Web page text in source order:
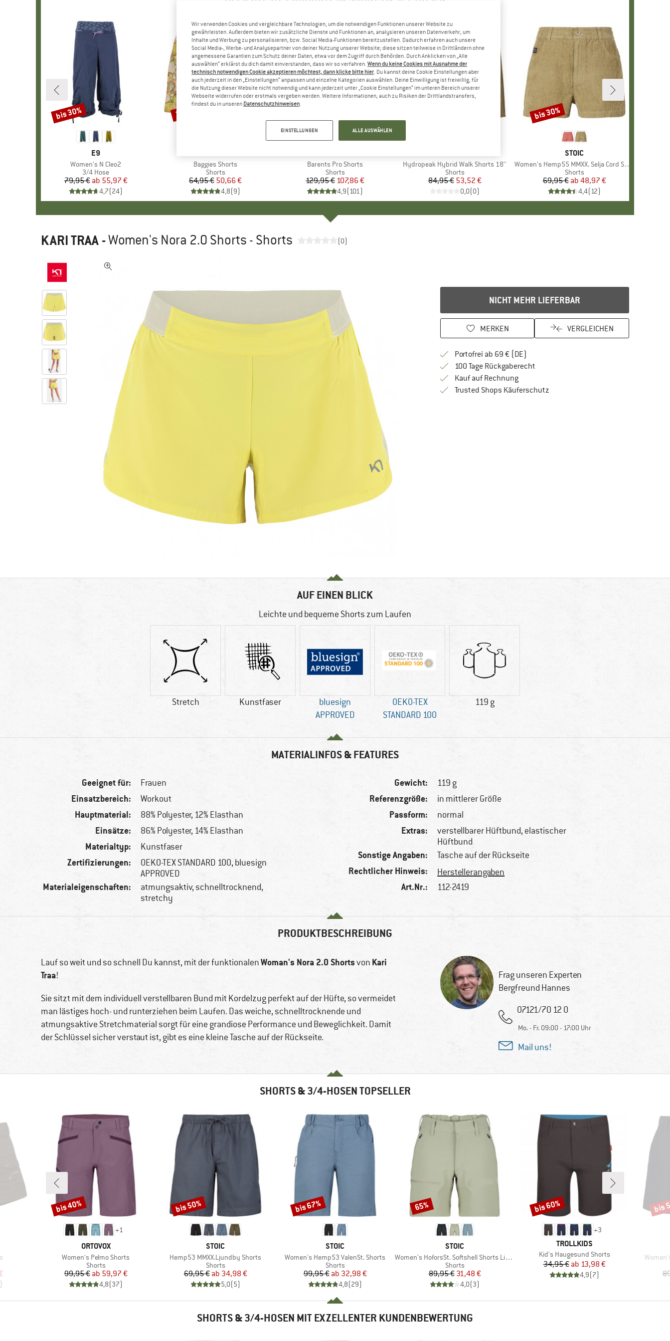
MARKE
E9
Artikel
Women's N Cleo2
Produktgruppe
3/4 Hose
Preis
79,95 € reduzierter Preis
ab 55,97 €
4,7(24)
Rabatt
bis 30%
Artikel
Baggies Shorts
Produktgruppe
Shorts
Preis
64,95 € reduzierter Preis
50,66 €
4,8(9)
Rabatt
22%
Artikel
Barents Pro Shorts
Produktgruppe
Shorts
Preis
129,95 €reduzierter Preis
107,86 €
4,9(101)
Artikel
Hydropeak Hybrid Walk Shorts 18''
Produktgruppe
Shorts
Preis
84,95 € reduzierter Preis
53,52 €
0,0(0)
MARKE
STOIC
Artikel
Women's Hemp55 MMXX. Selja Cord Shorts
Produktgruppe
Shorts
Preis
69,95 € reduzierter Preis
ab 48,97 €
4,4(12)
Rabatt
bis 30%
KARI TRAA -Women's Nora 2.0 Shorts - Shorts (0)
NICHT MEHR LIEFERBAR
MERKEN VERGLEICHEN
Portofrei ab 69 € (DE)
100 Tage RückgaberechtGehe hier zu den Rückgabe-Richtlinien
Kauf auf RechnungFinde die Zahlungs-Infos hier! Öffnet sich in
Trusted Shops KäuferschutzFinde alle Infos hier!
AUF EINEN BLICK
Leichte und bequeme Shorts zum Laufen
Stretch Kunstfaser
bluesign
APPROVED
OEKO-TEX
STANDARD 100
119 g
MATERIALINFOS & FEATURES
Geeignet für: Frauen
Einsatzbereich: Workout
Hauptmaterial: 88% Polyester, 12% Elasthan
Einsätze: 86% Polyester, 14% Elasthan
Materialtyp: Kunstfaser
Zertifizierungen:
OEKO-TEX STANDARD 100, bluesign
APPROVED
Materialeigenschaften:
atmungsaktiv, schnelltrocknend,
stretchy
Gewicht: 119 g
Referenzgröße: in mittlerer Größe
Passform: normal
Extras:
verstellbarer Hüftbund, elastischer
Hüftbund
Sonstige Angaben: Tasche auf der Rückseite
Rechtlicher Hinweis: Herstellerangaben
Art.Nr.: 112-2419
PRODUKTBESCHREIBUNG
Lauf so weit und so schnell Du kannst, mit der funktionalenWoman's Nora 2.0 Shortsvon Kari
Traa!
Sie sitzt mit dem individuell verstellbaren Bund mit Kordelzug perfekt auf der Hüfte, so vermeidet
man lästiges hoch- und runterziehen beim Laufen. Das weiche, schnelltrocknende und
atmungsaktive Stretchmaterial sorgt für eine grandiose Performance und Beweglichkeit. Damit
der Schlüssel sicher verstaut ist, gibt es eine kleine Tasche auf der Rückseite.
Frag unseren Experten
Bergfreund Hannes
07121/70 12 0
Mo. - Fr. 09:00 - 17:00 Uhr
Mail uns!
SHORTS & 3/4-HOSEN TOPSELLER
Preis
+1
MARKE
ORTOVOX
Artikel
Women's Pelmo Shorts
Produktgruppe
Shorts
Preis
99,95 € reduzierter Preis
ab 59,97 €
4,8(37)
Rabatt
bis 40%
MARKE
STOIC
Artikel
Hemp53 MMXX.Ljundby Shorts
Produktgruppe
Shorts
Preis
69,95 € reduzierter Preis
ab 34,98 €
5,0(5)
Rabatt
bis 50%
MARKE
STOIC
Artikel
Women's Hemp53 ValenSt. Shorts
Produktgruppe
Shorts
Preis
99,95 € reduzierter Preis
ab 32,98 €
4,8(29)
Rabatt
bis 67%
MARKE
STOIC
Artikel
Women's HoforsSt. Softshell Shorts Light
Produktgruppe
Shorts
Preis
89,95 €reduzierter Preis
31,48 €
4,0(3)
Rabatt
65%
+3
MARKE
TROLLKIDS
Artikel
Kid's Haugesund Shorts
Preis
34,95 € reduzierter Preis
ab 13,98 €
4,9(7)
Rabatt
bis 60%
Artikel
bis
SHORTS & 3/4-HOSEN MIT EXZELLENTER KUNDENBEWERTUNG
Wir verwenden Cookies und vergleichbare Technologien, um die notwendigen Funktionen unserer Website zu
gewährleisten. Außerdem bieten wir zusätzliche Dienste und Funktionen an, analysieren unseren Datenverkehr, um
Inhalte und Werbung zu personalisieren, bzw. Social Media-Funktionen bereitzustellen. Dadurch erfahren auch unsere
Social Media-, Werbe- und Analysepartner von deiner Nutzung unserer Website; diese sitzen teilweise in Drittländern ohne
angemessene Garantien zum Schutz deiner Daten, etwa vor dem Zugriff durch Behörden. Durch Anklicken von „Alle
auswählen“ erklärst du dich damit einverstanden, dass wir so verfahren. Wenn du keine Cookies mit Ausnahme der
technisch notwendigen Cookie akzeptieren möchtest, dann klicke bitte hier. Du kannst deine Cookie Einstellungen aber
auch jederzeit in den „Einstellungen“ anpassen und einzelne Kategorien auswählen. Deine Einwilligung ist freiwillig, für
die Nutzung dieser Website nicht notwendig und kann jederzeit unter „Cookie Einstellungen“ im unteren Bereich unserer
Webseite widerrufen oder erstmals vergeben werden. Weitere Informationen, auch zu Risiken der Drittlandstransfers,
findest du in unseren Datenschutzhinweisen.
EINSTELLUNGEN ALLE AUSWÄHLEN